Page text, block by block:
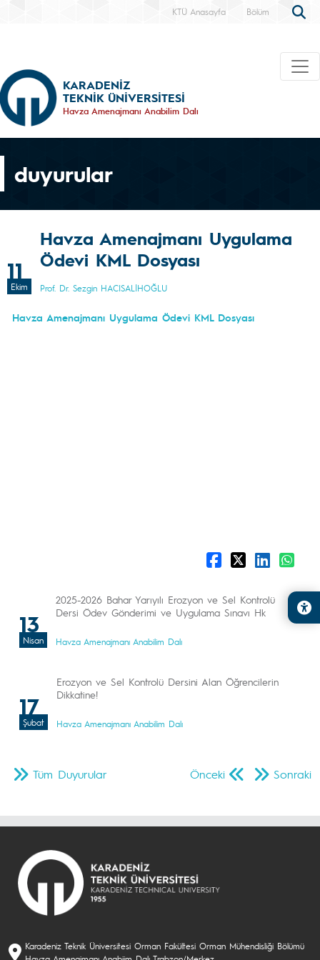
KTÜ Anasayfa Bölüm
KARADENİZ
TEKNİK ÜNİVERSİTESİ
Havza Amenajmanı Anabilim Dalı
duyurular
11
Ekim
Havza Amenajmanı Uygulama
Ödevi KML Dosyası
Prof. Dr. Sezgin HACISALİHOĞLU
Havza Amenajmanı Uygulama Ödevi KML Dosyası
13
Nisan
2025-2026 Bahar Yarıyılı Erozyon ve Sel Kontrolü
Dersi Ödev Gönderimi ve Uygulama Sınavı Hk
Havza Amenajmanı Anabilim Dalı
17
Şubat
Erozyon ve Sel Kontrolü Dersini Alan Öğrencilerin
Dikkatine!
Havza Amenajmanı Anabilim Dalı
Önceki Sonraki
Tüm Duyurular
Karadeniz Teknik Üniversitesi Orman Fakültesi Orman Mühendisliği Bölümü